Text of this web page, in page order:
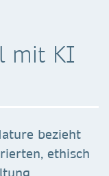
mit KI
bezieht
ethisch